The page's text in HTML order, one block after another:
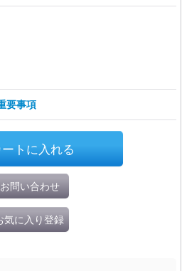
要事項
ートに入れる
お問い合わせ
気に入り登録